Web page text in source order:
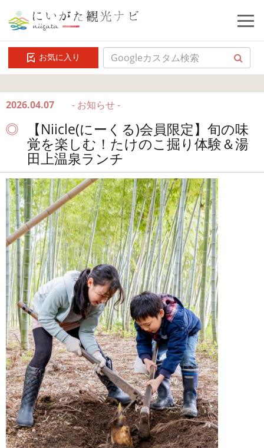
お気に入り
2026.04.07 - お知らせ -
【Niicle(にーくる)会員限定】旬の味
覚を楽しむ！たけのこ掘り体験＆湯
田上温泉ランチ